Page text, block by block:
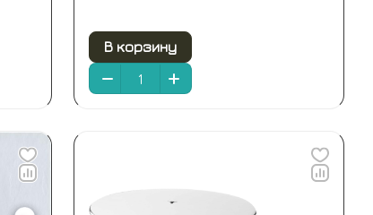
В корзину